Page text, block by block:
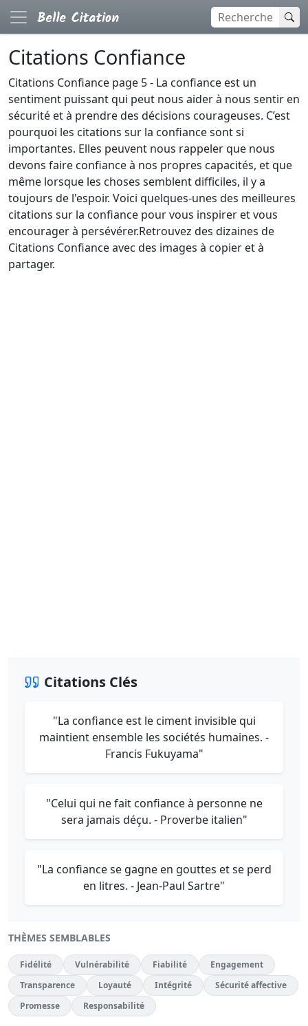
Citations Confiance
Citations Confiance page 5 - La confiance est un
sentiment puissant qui peut nous aider à nous sentir en
sécurité et à prendre des décisions courageuses. C’est
pourquoi les citations sur la confiance sont si
importantes. Elles peuvent nous rappeler que nous
devons faire confiance à nos propres capacités, et que
même lorsque les choses semblent difficiles, il y a
toujours de l'espoir. Voici quelques-unes des meilleures
citations sur la confiance pour vous inspirer et vous
encourager à persévérer.Retrouvez des dizaines de
Citations Confiance avec des images à copier et à
partager.
Citations Clés
"La confiance est le ciment invisible qui
maintient ensemble les sociétés humaines. -
Francis Fukuyama"
"Celui qui ne fait confiance à personne ne
sera jamais déçu. - Proverbe italien"
"La confiance se gagne en gouttes et se perd
en litres. - Jean-Paul Sartre"
THÈMES SEMBLABLES
Fidélité Vulnérabilité Fiabilité
Engagement
Transparence
Loyauté Intégrité
Sécurité affective
Promesse
Responsabilité